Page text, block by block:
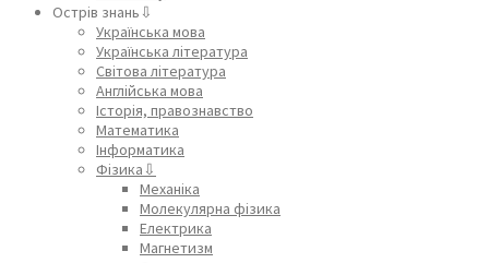
Острів знань⇩
Українська мова
Українська література
Світова література
Англійська мова
Історія, правознавство
Математика
Інформатика
Фізика⇩
Механіка
Молекулярна фізика
Електрика
Магнетизм